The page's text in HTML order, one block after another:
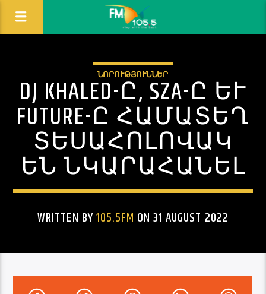
ՆՈՐՈՒԹՅՈՒՆՆԵՐ
DJ KHALED-Ը, SZA-Ը ԵՒ F
UTURE-Ը ՀԱՄԱՏԵՂ Տ
ԵՍԱՀՈԼՈՎԱԿ Ե
Ն ՆԿԱՐԱՀԱՆԵԼ
WRITTEN BY105.5FM ON 31 AUGUST 2022